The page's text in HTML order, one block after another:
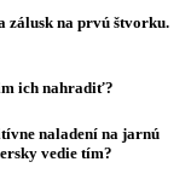
zálusk na prvú štvorku.
ich nahradiť?
naladení na jarnú
vedie tím?